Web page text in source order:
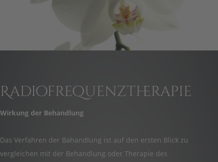
Radiofrequenztherapie
Wirkung der Behandlung
Das Verfahren der Bahandlung ist auf den ersten Blick zu
vergleichen mit der Behandlung oder Therapie des